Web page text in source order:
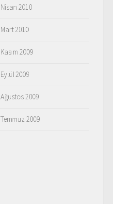
Nisan 2010
Mart 2010
Kasım 2009
Eylül 2009
Ağustos 2009
Temmuz 2009